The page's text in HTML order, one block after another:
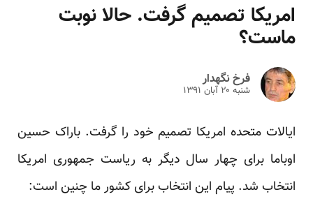
امریکا تصمیم گرفت. حالا نوبت
ماست؟
فرخ نگهدار
شنبه ۲۰ آبان ۱۳۹۱
ایالات متحده امریکا تصمیم خود را گرفت. باراک حسین
اوباما برای چهار سال دیگر به ریاست جمهوری امریکا
انتخاب شد. پیام این انتخاب برای کشور ما چنین است: